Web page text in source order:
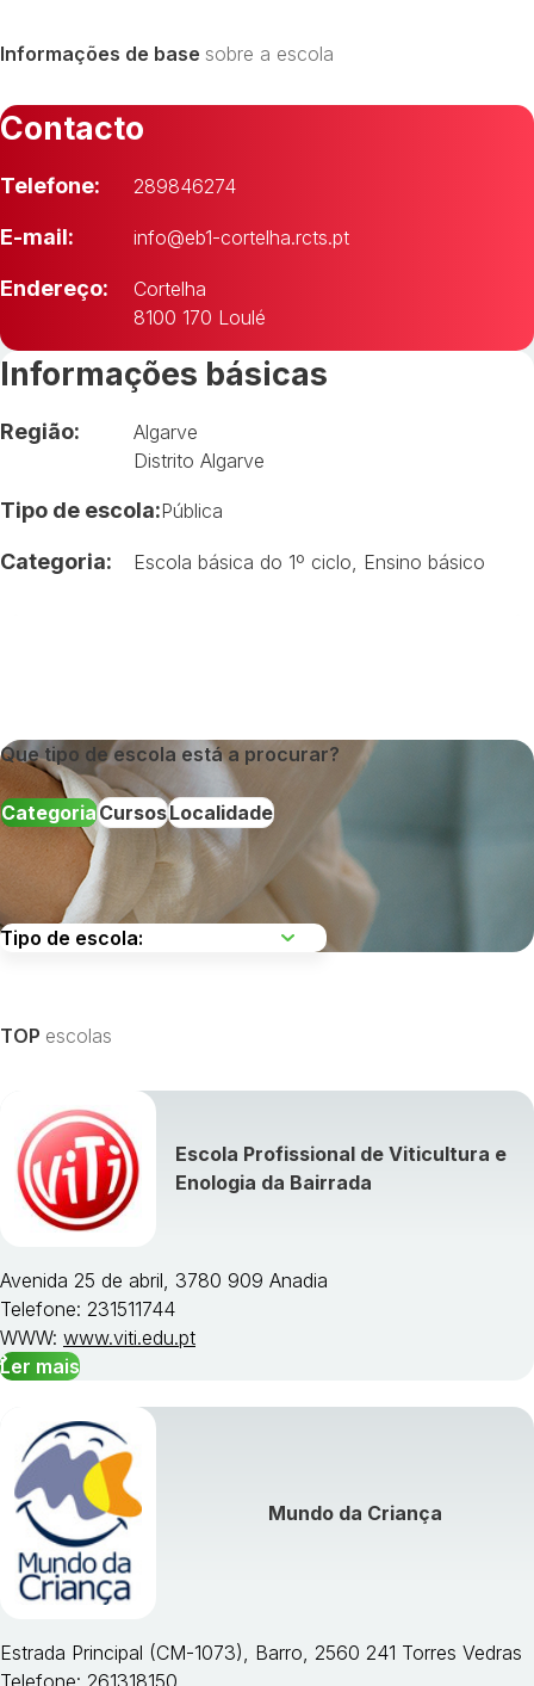
Informações de base sobre a escola
Contacto
Telefone: 289846274
E-mail: info@eb1-cortelha.rcts.pt
Endereço:
Cortelha
8100 170 Loulé
Informações básicas
Região:
Algarve
Distrito Algarve
Tipo de escola:Pública
Categoria: Escola básica do 1º ciclo Ensino básico
Que tipo de escola está a procurar?
CategoriaCursosLocalidade
Visualizar todos os cursos »
TOP escolas
Escola Profissional de Viticultura e
Enologia da Bairrada
Avenida 25 de abril, 3780 909 Anadia
Telefone: 231511744
WWW: www.viti.edu.pt
Ler mais
Mundo da Criança
Estrada Principal (CM-1073), Barro, 2560 241 Torres Vedras
Telefone: 261318150